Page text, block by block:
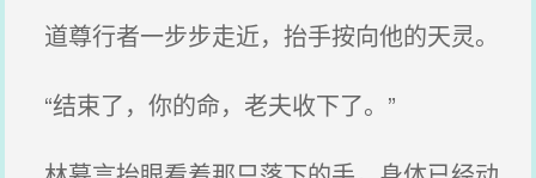
道尊行者一步步走近，抬手按向他的天灵。
“结束了，你的命，老夫收下了。”